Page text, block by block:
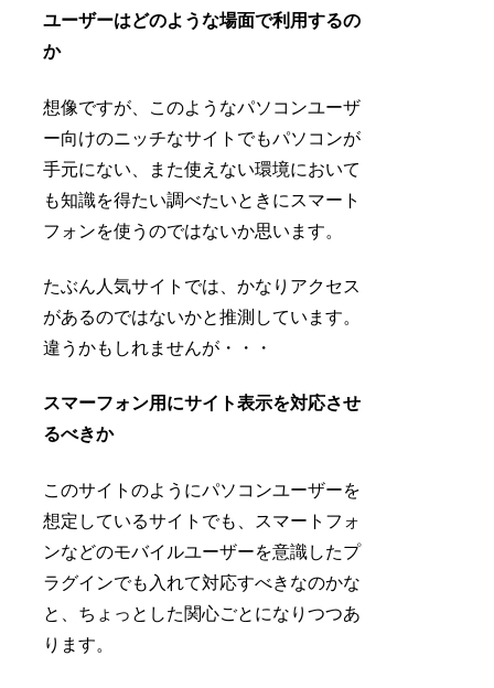
ユーザーはどのような場面で利用するの
か
想像ですが、このようなパソコンユーザ
ー向けのニッチなサイトでもパソコンが
手元にない、また使えない環境において
も知識を得たい調べたいときにスマート
フォンを使うのではないか思います。
たぶん人気サイトでは、かなりアクセス
があるのではないかと推測しています。
違うかもしれませんが・・・
スマーフォン用にサイト表示を対応させ
るべきか
このサイトのようにパソコンユーザーを
想定しているサイトでも、スマートフォ
ンなどのモバイルユーザーを意識したプ
ラグインでも入れて対応すべきなのかな
と、ちょっとした関心ごとになりつつあ
ります。